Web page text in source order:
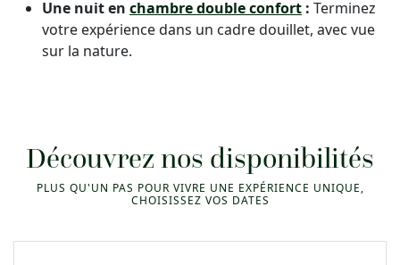
Une nuit en chambre double confort : Terminez
votre expérience dans un cadre douillet, avec vue
sur la nature.
Découvrez nos disponibilités
PLUS QU'UN PAS POUR VIVRE UNE EXPÉRIENCE UNIQUE,
CHOISISSEZ VOS DATES